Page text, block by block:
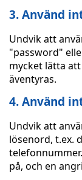
3. Använd
Undvik att
"password"
mycket lätta
äventyras.
4. Använd
Undvik att
lösenord, t.ex.
på, och en